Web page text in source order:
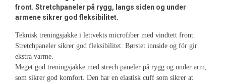
front. Stretchpaneler på rygg, langs siden og under
armene sikrer god fleksibilitet.
Teknisk treningsjakke i lettvekts microfiber med vindtett front.
Stretchpaneler sikrer god fleksibilitet. Børstet innside og fór gir
ekstra varme.
Meget god treningsjakke med strech paneler på rygg og under arm,
som sikrer god komfort. Den har en elastisk cuff som sikrer at